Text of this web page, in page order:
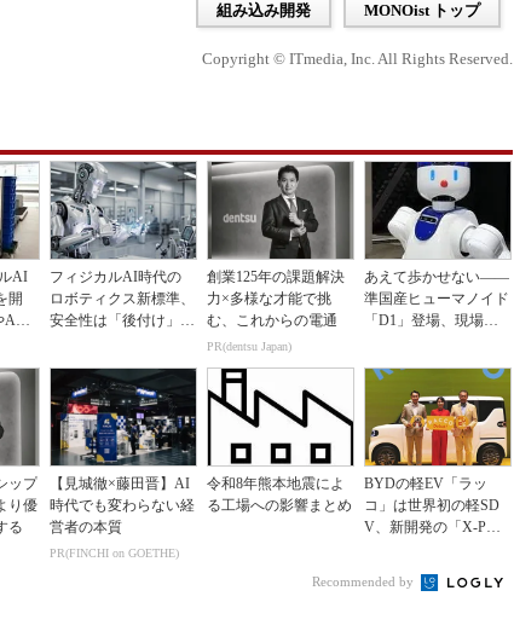
組み込み開発 MONOist トップ
Copyright © ITmedia, Inc. All Rights Reserved.
AI
開
AM
フィジカルAI時代の
ロボティクス新標準、
安全性は「後付け」で
創業125年の課題解決
力×多様な才能で挑
む、これからの電通
PR(dentsu Japan)
あえて歩かせない――
準国産ヒューマノイド
「D1」登場、現場稼
ップ
り優
る
【見城徹×藤田晋】AI
時代でも変わらない経
営者の本質
PR(FINCHI on GOETHE)
令和8年熊本地震によ
る工場への影響まとめ
BYDの軽EV「ラッ
コ」は世界初の軽SD
V、新開発の「X-PAC
Recommended by